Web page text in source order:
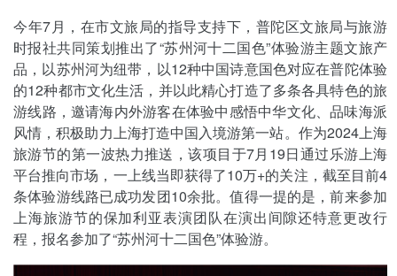
今年7月，在市文旅局的指导支持下，普陀区文旅局与旅游
时报社共同策划推出了“苏州河十二国色”体验游主题文旅产
品，以苏州河为纽带，以12种中国诗意国色对应在普陀体验
的12种都市文化生活，并以此精心打造了多条各具特色的旅
游线路，邀请海内外游客在体验中感悟中华文化、品味海派
风情，积极助力上海打造中国入境游第一站。作为2024上海
旅游节的第一波热力推送，该项目于7月19日通过乐游上海
平台推向市场，一上线当即获得了10万+的关注，截至目前4
条体验游线路已成功发团10余批。值得一提的是，前来参加
上海旅游节的保加利亚表演团队在演出间隙还特意更改行
程，报名参加了“苏州河十二国色”体验游。